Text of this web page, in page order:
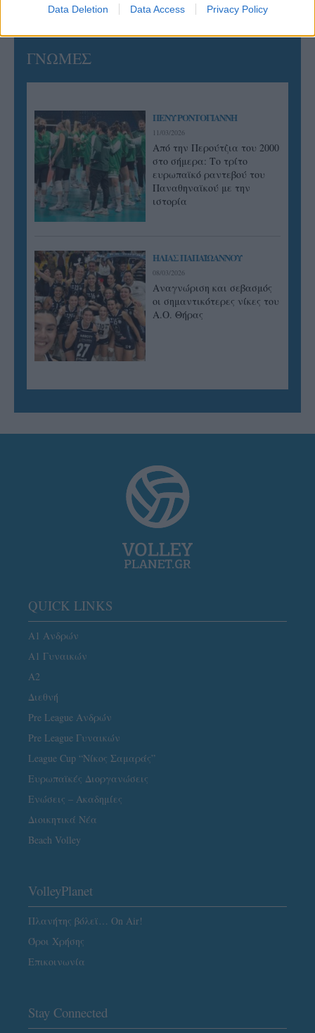
Data Deletion Data Access Privacy Policy
ΓΝΩΜΕΣ
ΠΕΝΥ ΡΟΝΤΟΓΙΑΝΝΗ
11/03/2026
Από την Περούτζια του 2000
στο σήμερα: Tο τρίτο
ευρωπαϊκό ραντεβού του
Παναθηναϊκού με την
ιστορία
ΗΛΙΑΣ ΠΑΠΑΪΩΑΝΝΟΥ
08/03/2026
Αναγνώριση και σεβασμός
οι σημαντικότερες νίκες του
Α.Ο. Θήρας
QUICK LINKS
Α1 Ανδρών
Α1 Γυναικών
A2
Διεθνή
Pre League Ανδρών
Pre League Γυναικών
League Cup “Νίκος Σαμαράς”
Ευρωπαϊκές Διοργανώσεις
Ενώσεις – Ακαδημίες
Διοικητικά Νέα
Beach Volley
VolleyPlanet
Πλανήτης βόλεϊ… On Air!
Όροι Χρήσης
Επικοινωνία
Stay Connected